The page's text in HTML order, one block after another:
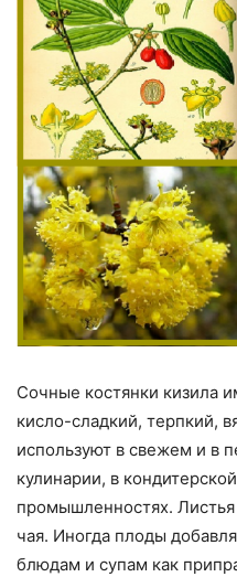
Сочные костянки кизила
кисло-сладкий, терпкий,
используют в свежем и в
кулинарии, в
промышленностях. Листья
чая. Иногда плоды
блюдам и супам как